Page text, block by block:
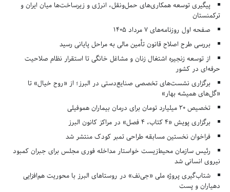
پیگیری توسعه همکاری‌های حمل‌ونقل، انرژی و زیرساخت‌ها میان ایران و
ترکمنستان
صفحه اول روزنامه‌های 7 مرداد 1405
بررسی طرح اصلاح قانون تأمین مالی به مراحل پایانی رسید
از توسعه زنجیره اشتغال زنان و مشاغل خانگی تا استقرار نظام صلاحیت
حرفه‌ای در کشور
برگزاری نشست‌های تخصصی صنایع‌دستی در البرز؛ از «روح خیال» تا
«گل‌های همیشه بهار»
تخصیص ۲۰ میلیارد تومان برای درمان بیماران هموفیلی
برگزاری پویش «۴ کتاب، ۴ فصل» در مراکز کانون البرز
فراخوان نخستین مسابقه طراحی تمبر کودک منتشر شد
رئیس سازمان محیط‌زیست خواستار مداخله فوری مجلس برای جبران کمبود
نیروی انسانی شد
شتاب‌گیری پروژه ملی «جی‌نف» در روستاهای البرز با محوریت هم‌افزایی
دهیاران و پست